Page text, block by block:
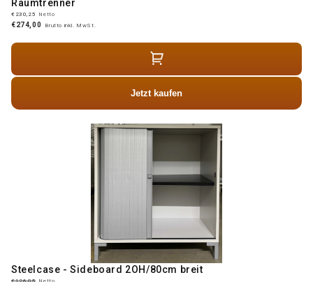
Raumtrenner
€230,25 Netto
€274,00 Brutto inkl. MwSt.
Jetzt kaufen
Steelcase - Sideboard 2OH/80cm breit